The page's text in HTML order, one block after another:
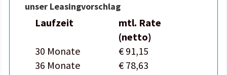
unser Leasingvorschlag
Laufzeit
mtl. Rate
(netto)
30 Monate
€ 91,15
36 Monate
€ 78,63